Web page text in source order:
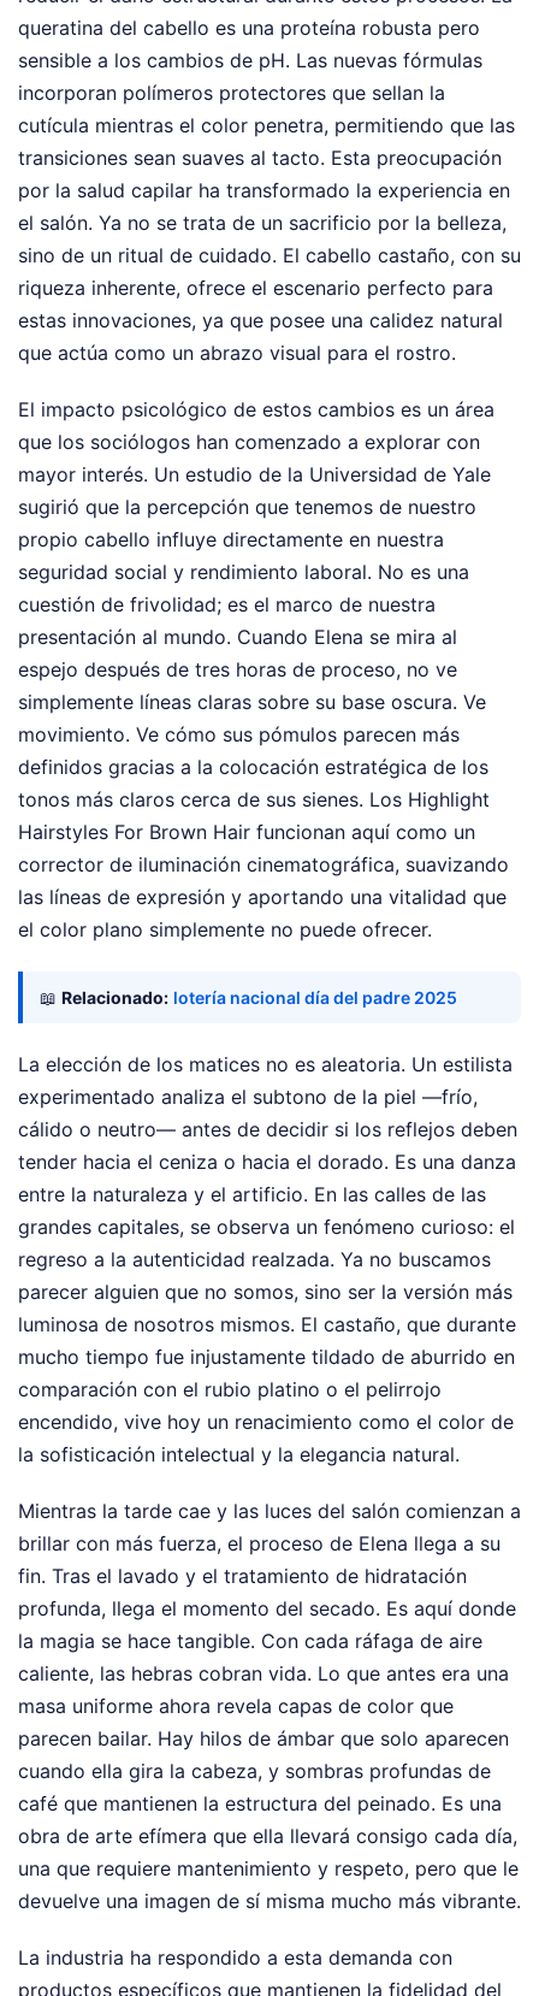
queratina del cabello es una proteína robusta pero
sensible a los cambios de pH. Las nuevas fórmulas
incorporan polímeros protectores que sellan la
cutícula mientras el color penetra, permitiendo que las
transiciones sean suaves al tacto. Esta preocupación
por la salud capilar ha transformado la experiencia en
el salón. Ya no se trata de un sacrificio por la belleza,
sino de un ritual de cuidado. El cabello castaño, con su
riqueza inherente, ofrece el escenario perfecto para
estas innovaciones, ya que posee una calidez natural
que actúa como un abrazo visual para el rostro.
El impacto psicológico de estos cambios es un área
que los sociólogos han comenzado a explorar con
mayor interés. Un estudio de la Universidad de Yale
sugirió que la percepción que tenemos de nuestro
propio cabello influye directamente en nuestra
seguridad social y rendimiento laboral. No es una
cuestión de frivolidad; es el marco de nuestra
presentación al mundo. Cuando Elena se mira al
espejo después de tres horas de proceso, no ve
simplemente líneas claras sobre su base oscura. Ve
movimiento. Ve cómo sus pómulos parecen más
definidos gracias a la colocación estratégica de los
tonos más claros cerca de sus sienes. Los Highlight
Hairstyles For Brown Hair funcionan aquí como un
corrector de iluminación cinematográfica, suavizando
las líneas de expresión y aportando una vitalidad que
el color plano simplemente no puede ofrecer.
📖 Relacionado: lotería nacional día del padre 2025
La elección de los matices no es aleatoria. Un estilista
experimentado analiza el subtono de la piel —frío,
cálido o neutro— antes de decidir si los reflejos deben
tender hacia el ceniza o hacia el dorado. Es una danza
entre la naturaleza y el artificio. En las calles de las
grandes capitales, se observa un fenómeno curioso: el
regreso a la autenticidad realzada. Ya no buscamos
parecer alguien que no somos, sino ser la versión más
luminosa de nosotros mismos. El castaño, que durante
mucho tiempo fue injustamente tildado de aburrido en
comparación con el rubio platino o el pelirrojo
encendido, vive hoy un renacimiento como el color de
la sofisticación intelectual y la elegancia natural.
Mientras la tarde cae y las luces del salón comienzan a
brillar con más fuerza, el proceso de Elena llega a su
fin. Tras el lavado y el tratamiento de hidratación
profunda, llega el momento del secado. Es aquí donde
la magia se hace tangible. Con cada ráfaga de aire
caliente, las hebras cobran vida. Lo que antes era una
masa uniforme ahora revela capas de color que
parecen bailar. Hay hilos de ámbar que solo aparecen
cuando ella gira la cabeza, y sombras profundas de
café que mantienen la estructura del peinado. Es una
obra de arte efímera que ella llevará consigo cada día,
una que requiere mantenimiento y respeto, pero que le
devuelve una imagen de sí misma mucho más vibrante.
La industria ha respondido a esta demanda con
productos específicos que mantienen la fidelidad del